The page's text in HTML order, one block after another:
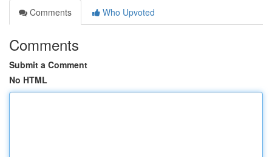
Comments
Who Upvoted
Comments
Submit a Comment
No HTML